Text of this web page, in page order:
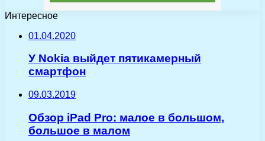
Интересное
01.04.2020
У Nokia выйдет пятикамерный
смартфон
09.03.2019
Обзор iPad Pro: малое в большом,
большое в малом